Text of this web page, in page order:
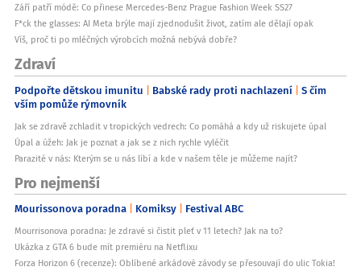
Září patří módě: Co přinese Mercedes-Benz Prague Fashion Week SS27
F*ck the glasses: AI Meta brýle mají zjednodušit život, zatím ale dělají opak
Víš, proč ti po mléčných výrobcích možná nebývá dobře?
Zdraví
Podpořte dětskou imunitu Babské rady proti nachlazení S čím
vším pomůže rýmovník
Jak se zdravě zchladit v tropických vedrech: Co pomáhá a kdy už riskujete úpal
Úpal a úžeh: Jak je poznat a jak se z nich rychle vyléčit
Parazité v nás: Kterým se u nás líbí a kde v našem těle je můžeme najít?
Pro nejmenší
Mourissonova poradna Komiksy Festival ABC
Mourrisonova poradna: Je zdravé si čistit pleť v 11 letech? Jak na to?
Ukázka z GTA 6 bude mít premiéru na Netflixu
Forza Horizon 6 (recenze): Oblíbené arkádové závody se přesouvají do ulic Tokia!